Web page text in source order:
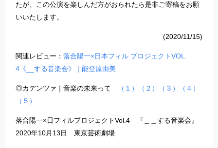
たが、この公演を楽しんだ方がおられたら是非ご寄稿をお願
いいたします。
(2020/11/15)
関連レビュー： 落合陽一×日本フィル プロジェクトVOL.
4《__する音楽会》｜能登原由美
◎カデンツァ｜音楽の未来って （１） （２） （３）
（４）
（５）
落合陽一×日フィルプロジェクトVol.4 『＿＿する音楽会』
2020年10月13日 東京芸術劇場